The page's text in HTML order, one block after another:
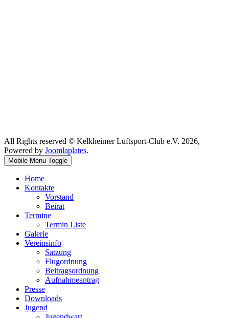
All Rights reserved © Kelkheimer Luftsport-Club e.V. 2026,
Powered by Joomlaplates.
Mobile Menu Toggle
Home
Kontakte
Vorstand
Beirat
Termine
Termin Liste
Galerie
Vereinsinfo
Satzung
Flugordnung
Beitragsordnung
Aufnahmeantrag
Presse
Downloads
Jugend